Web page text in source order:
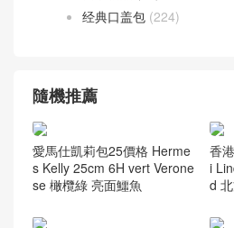
尼羅鱷魚 兩點 Nilo crocodile
愛馬仕 腰帶
ysl niki bag(55)
香奈兒 (741)